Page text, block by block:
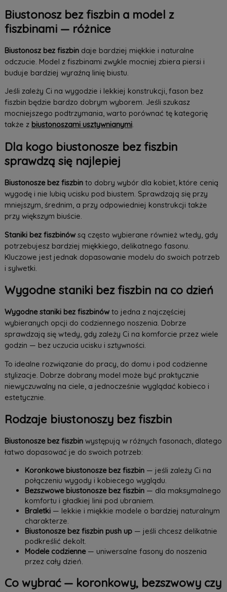
Biustonosz bez fiszbin a model z
fiszbinami — różnice
Biustonosz bez fiszbindaje bardziej miękkie i naturalne
odczucie. Model z fiszbinami zwykle mocniej zbiera piersi i
buduje bardziej wyraźną linię biustu.
Jeśli zależy Ci na wygodzie i lekkiej konstrukcji, fason bez
fiszbin będzie bardzo dobrym wyborem. Jeśli szukasz
mocniejszego podtrzymania, warto porównać tę kategorię
także z biustonoszami usztywnianymi.
Dla kogo biustonosze bez fiszbin
sprawdzą się najlepiej
Biustonosze bez fiszbinto dobry wybór dla kobiet, które cenią
wygodę i nie lubią ucisku pod biustem. Sprawdzają się przy
mniejszym, średnim, a przy odpowiedniej konstrukcji także
przy większym biuście.
Staniki bez fiszbinówsą często wybierane również wtedy, gdy
potrzebujesz bardziej miękkiego, delikatnego fasonu.
Kluczowe jest jednak dopasowanie modelu do swoich potrzeb
i sylwetki.
Wygodne staniki bez fiszbin na co dzień
Wygodne staniki bez fiszbinówto jedna z najczęściej
wybieranych opcji do codziennego noszenia. Dobrze
sprawdzają się wtedy, gdy zależy Ci na komforcie przez wiele
godzin — bez uczucia ucisku i sztywności.
To idealne rozwiązanie do pracy, do domu i pod codzienne
stylizacje. Dobrze dobrany model może być praktycznie
niewyczuwalny na ciele, a jednocześnie wyglądać kobieco i
estetycznie.
Rodzaje biustonoszy bez fiszbin
Biustonosze bez fiszbinwystępują w różnych fasonach, dlatego
łatwo dopasować je do swoich potrzeb:
Koronkowe biustonosze bez fiszbin— jeśli zależy Ci na
połączeniu wygody i kobiecego wyglądu.
Bezszwowe biustonosze bez fiszbin— dla maksymalnego
komfortu i gładkiej linii pod ubraniem.
Braletki— lekkie i miękkie modele o bardziej naturalnym
charakterze.
Biustonosze bez fiszbin push up— jeśli chcesz delikatnie
podkreślić dekolt.
Modele codzienne— uniwersalne fasony do noszenia
przez cały dzień.
Co wybrać — koronkowy, bezszwowy czy